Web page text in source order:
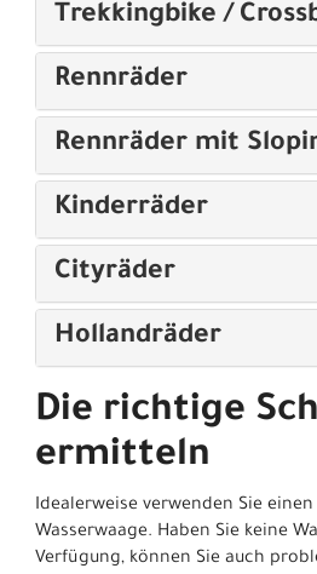
Trekkingbike /
Rennräder
Rennräder mit
Kinderräder
Cityräder
Hollandräder
Die richtige
ermitteln
Idealerweise verwenden Sie
Wasserwaage. Haben Sie keine
Verfügung, können Sie auch